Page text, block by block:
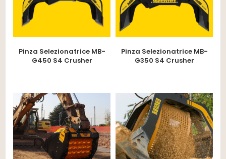
Pinza Selezionatrice MB-
G450 S4 Crusher
Pinza Selezionatrice MB-
G350 S4 Crusher